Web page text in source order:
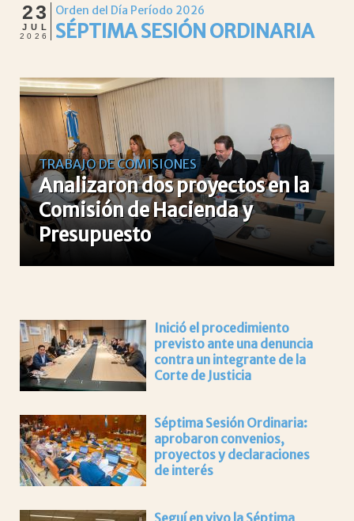
23
JUL
2026
Orden del Día Período 2026
SÉPTIMA SESIÓN ORDINARIA
TRABAJO DE COMISIONES
Analizaron dos proyectos en la
Comisión de Hacienda y
Presupuesto
Inició el procedimiento
previsto ante una denuncia
contra un integrante de la
Corte de Justicia
Séptima Sesión Ordinaria:
aprobaron convenios,
proyectos y declaraciones
de interés
Seguí en vivo la Séptima